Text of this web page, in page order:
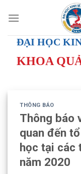
ĐẠI HỌC
KHOA
THÔNG BÁO
Thông báo
quan đến
học tại các
năm 2020